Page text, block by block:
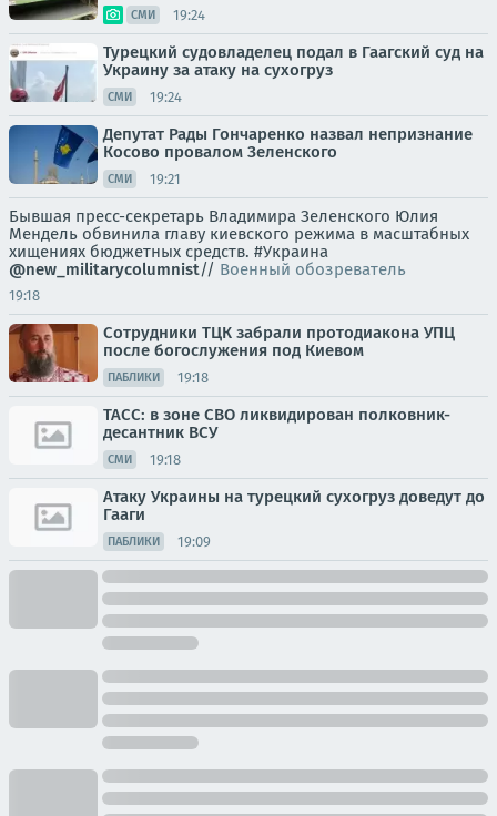
СМИ 19:24
Турецкий судовладелец подал в Гаагский суд на
Украину за атаку на сухогруз
СМИ 19:24
Депутат Рады Гончаренко назвал непризнание
Косово провалом Зеленского
СМИ 19:21
Бывшая пресс-секретарь Владимира Зеленского Юлия
Мендель обвинила главу киевского режима в масштабных
хищениях бюджетных средств. #Украина
@new_militarycolumnist// Военный обозреватель
19:18
Сотрудники ТЦК забрали протодиакона УПЦ
после богослужения под Киевом
ПАБЛИКИ 19:18
ТАСС: в зоне СВО ликвидирован полковник-
десантник ВСУ
СМИ 19:18
Атаку Украины на турецкий сухогруз доведут до
Гааги
ПАБЛИКИ 19:09